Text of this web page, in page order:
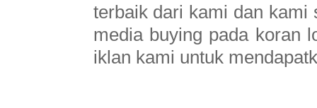
terbaik dari kami dan kami
media buying pada koran
iklan kami untuk